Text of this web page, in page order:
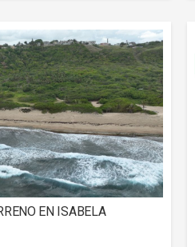
EN ISABELA